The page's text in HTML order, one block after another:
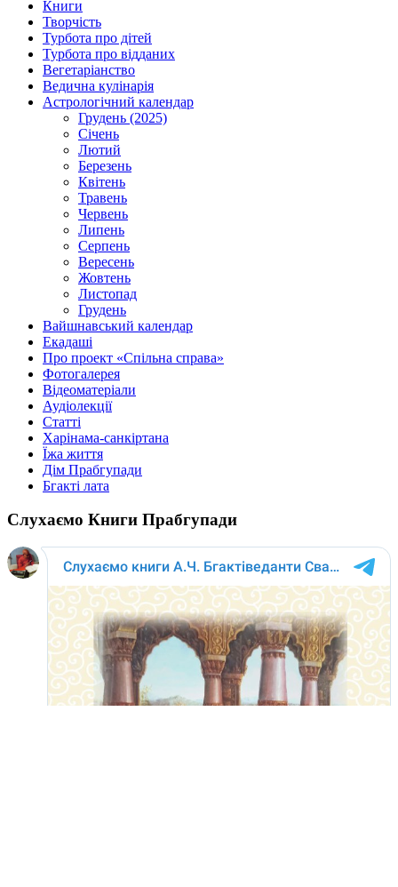
Книги
Творчість
Турбота про дітей
Турбота про відданих
Вегетаріанство
Ведична кулінарія
Астрологічний календар
Грудень (2025)
Січень
Лютий
Березень
Квітень
Травень
Червень
Липень
Серпень
Вересень
Жовтень
Листопад
Грудень
Вайшнавський календар
Екадаші
Про проект «Спільна справа»
Фотогалерея
Відеоматеріали
Аудіолекції
Статті
Харінама-санкіртана
Їжа життя
Дім Прабгупади
Бгакті лата
Слухаємо Книги Прабгупади